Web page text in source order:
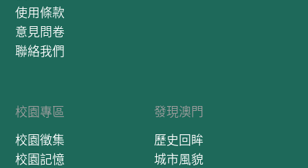
使用條款
意見問卷
聯絡我們
校園專區
校園徵集
校園記憶
發現澳門
歷史回眸
城市風貌